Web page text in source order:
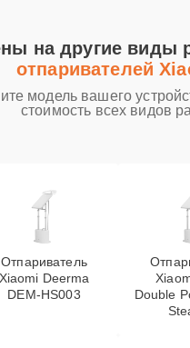
на другие виды
отпаривателей
модель вашего
стоимость всех видов
Отпариватель
Xiaomi Deerma
DEM-HS003
Double